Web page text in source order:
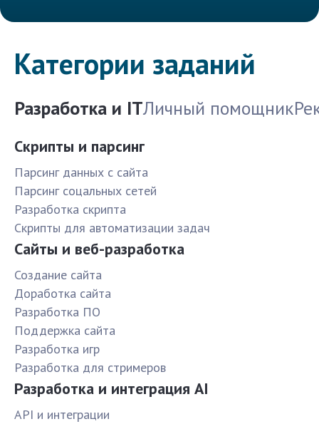
Категории заданий
Разработка и ITЛичный помощник
Скрипты и парсинг
Парсинг данных с сайта
Парсинг соцальных сетей
Разработка скрипта
Скрипты для автоматизации задач
Сайты и веб-разработка
Создание сайта
Доработка сайта
Разработка ПО
Поддержка сайта
Разработка игр
Разработка для стримеров
Разработка и интеграция AI
API и интеграции